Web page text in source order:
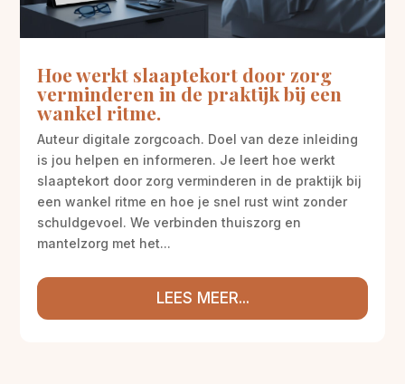
Hoe werkt slaaptekort door zorg
verminderen in de praktijk bij een
wankel ritme.
Auteur digitale zorgcoach. Doel van deze inleiding
is jou helpen en informeren. Je leert hoe werkt
slaaptekort door zorg verminderen in de praktijk bij
een wankel ritme en hoe je snel rust wint zonder
schuldgevoel. We verbinden thuiszorg en
mantelzorg met het...
LEES MEER...